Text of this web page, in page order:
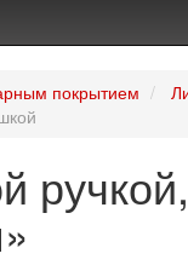
покрытием